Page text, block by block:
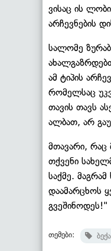
ვისაც ის
არჩევნების
სალომე
ამ ტიპის
რომელსაც
თავის თავს
ალბათ, არ
მთავარი, რაც
თქვენი
საქმე.
დაამარცხოს
გვეშინოდეს!"
თემები: